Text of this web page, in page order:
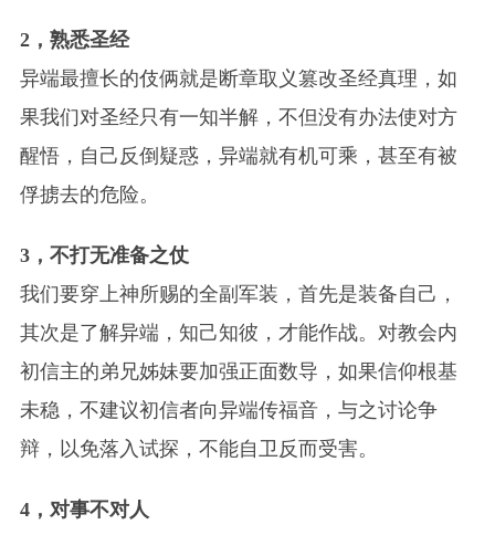
2，熟悉圣经
异端最擅长的伎俩就是断章取义篡改圣经真理，如
果我们对圣经只有一知半解，不但没有办法使对方
醒悟，自己反倒疑惑，异端就有机可乘，甚至有被
俘掳去的危险。
3，不打无准备之仗
我们要穿上神所赐的全副军装，首先是装备自己，
其次是了解异端，知己知彼，才能作战。对教会内
初信主的弟兄姊妹要加强正面数导，如果信仰根基
未稳，不建议初信者向异端传福音，与之讨论争
辩，以免落入试探，不能自卫反而受害。
4，对事不对人